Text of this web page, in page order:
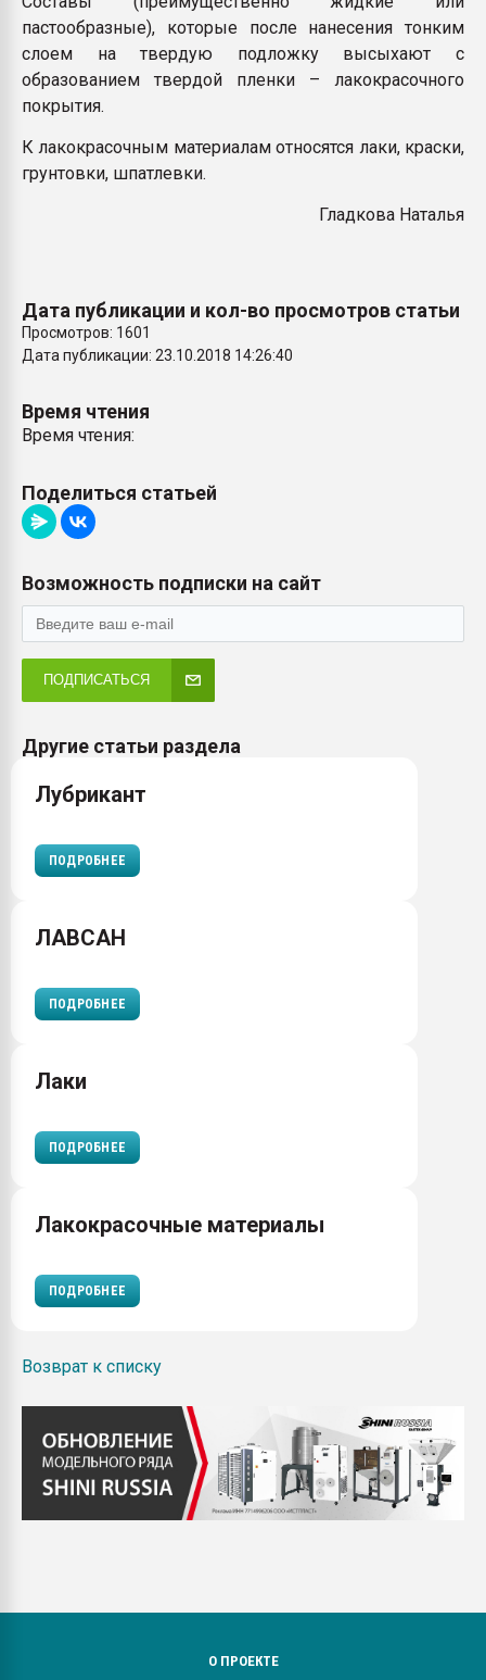
намного дороже
пастообразные), которые после нанесения тонким
слоем на твердую подложку высыхают с
образованием твердой пленки – лакокрасочного
покрытия.
К лакокрасочным материалам относятся лаки, краски,
грунтовки, шпатлевки.
Гладкова Наталья
Дата публикации и кол-во просмотров статьи
Просмотров: 1601
Дата публикации: 23.10.2018 14:26:40
Время чтения
Время чтения:
Поделиться статьей
Возможность подписки на сайт
ПОДПИСАТЬСЯ
Другие статьи раздела
Лубрикант
ПОДРОБНЕЕ
ЛАВСАН
ПОДРОБНЕЕ
Лаки
ПОДРОБНЕЕ
Лакокрасочные материалы
ПОДРОБНЕЕ
Возврат к списку
О ПРОЕКТЕ